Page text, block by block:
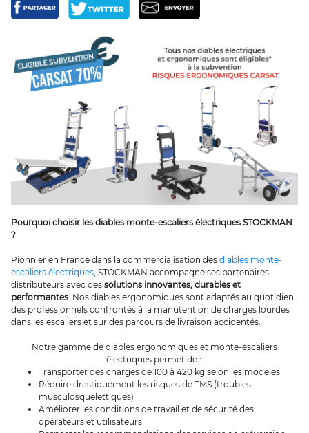
Pourquoi choisir les diables monte-escaliers électriques STOCKMAN
?
Pionnier en France dans la commercialisation des diables monte-
escaliers électriques, STOCKMAN accompagne ses partenaires
distributeurs avec des solutions innovantes, durables et
performantes. Nos diables ergonomiques sont adaptés au quotidien
des professionnels confrontés à la manutention de charges lourdes
dans les escaliers et sur des parcours de livraison accidentés.
Notre gamme de diables ergonomiques et monte-escaliers
électriques permet de :
Transporter des charges de 100 à 420 kg selon les modèles
Réduire drastiquement les risques de TMS (troubles
musculosquelettiques)
Améliorer les conditions de travail et de sécurité des
opérateurs et utilisateurs